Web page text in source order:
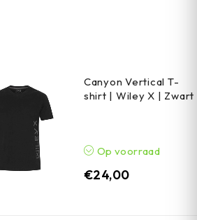
Canyon Vertical T-
shirt | Wiley X | Zwart
Op voorraad
€24,00